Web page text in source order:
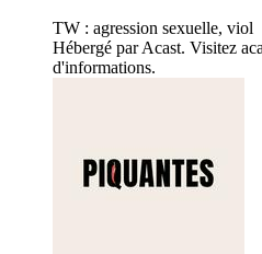
TW : agression sexuelle, viol
Hébergé par Acast. Visitez
d'informations.